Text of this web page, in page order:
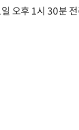
오후 1시 30분